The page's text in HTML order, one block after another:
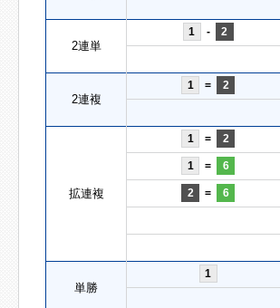
2連単
1 - 2
2連複
1 = 2
拡連複
1 = 2
1 = 6
2 = 6
単勝
1